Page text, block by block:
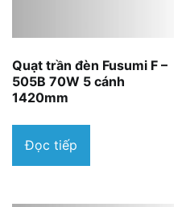
Quạt trần đèn Fusumi F –
505B 70W 5 cánh
1420mm
Đọc tiếp